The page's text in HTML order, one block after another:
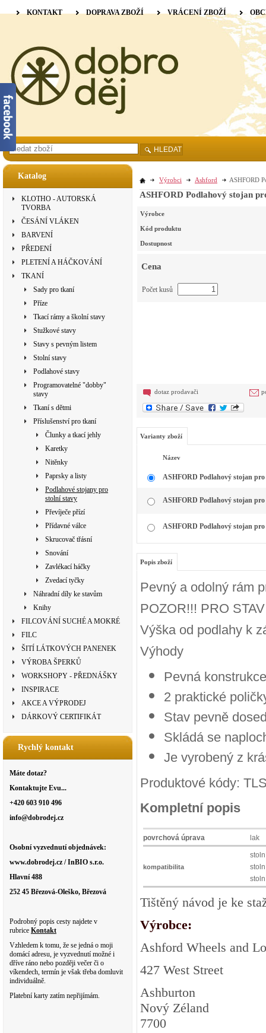
Katalog
KLOTHO - AUTORSKÁ
TVORBA
ČESÁNÍ VLÁKEN
BARVENÍ
PŘEDENÍ
PLETENÍ A HÁČKOVÁNÍ
TKANÍ
Sady pro tkaní
Příze
Tkací rámy a školní stavy
Stužkové stavy
Stavy s pevným listem
Stolní stavy
Podlahové stavy
Programovatelné "dobby"
stavy
Tkaní s dětmi
Příslušenství pro tkaní
Člunky a tkací jehly
Karetky
Nitěnky
Paprsky a listy
Podlahové stojany pro
stolní stavy
Převíječe přízí
Přídavné válce
Skrucovač třásní
Snování
Zavlékací háčky
Zvedací tyčky
Náhradní díly ke stavům
Knihy
FILCOVÁNÍ SUCHÉ A MOKRÉ
FILC
ŠITÍ LÁTKOVÝCH PANENEK
VÝROBA ŠPERKŮ
WORKSHOPY - PŘEDNÁŠKY
INSPIRACE
AKCE A VÝPRODEJ
DÁRKOVÝ CERTIFIKÁT
Rychlý kontakt
Máte dotaz?
Kontaktujte Evu...
+420 603 910 496
info@dobrodej.cz
Osobní vyzvednutí objednávek:
www.dobrodej.cz / InBIO s.r.o.
Hlavní 488
252 45 Březová-Oleško, Březová
Podrobný popis cesty najdete v
rubrice Kontakt
Vzhledem k tomu, že se jedná o moji
domácí adresu, je vyzvednutí možné i
dříve ráno nebo později večer či o
víkendech, termín je však třeba domluvit
individuálně.
Platební karty zatím nepřijímám.
Výrobci Ashford ASHFORD
ASHFORD Podlahový stojan
Výrobce
Kód produktu
Dostupnost
Cena
Počet kusů
dotaz prodavači
Varianty zboží
Název
ASHFORD Podlahový stojan pro
ASHFORD Podlahový stojan pro
ASHFORD Podlahový stojan pro
Popis zboží
Pevný a odolný rám
POZOR!!! PRO
Výška od podlahy k
Výhody
Pevná konstrukce
2 praktické
Stav pevně
Skládá se
Je vyrobený z
Produktové kódy:
Kompletní popis
povrchová úprava lak
kompatibilita
Tištěný návod je ke
Výrobce:
Ashford Wheels and
427 West Street
Ashburton
Nový Zéland
7700
KONTAKT DOPRAVA ZBOŽÍ VRÁCENÍ ZBOŽÍ
HLEDAT